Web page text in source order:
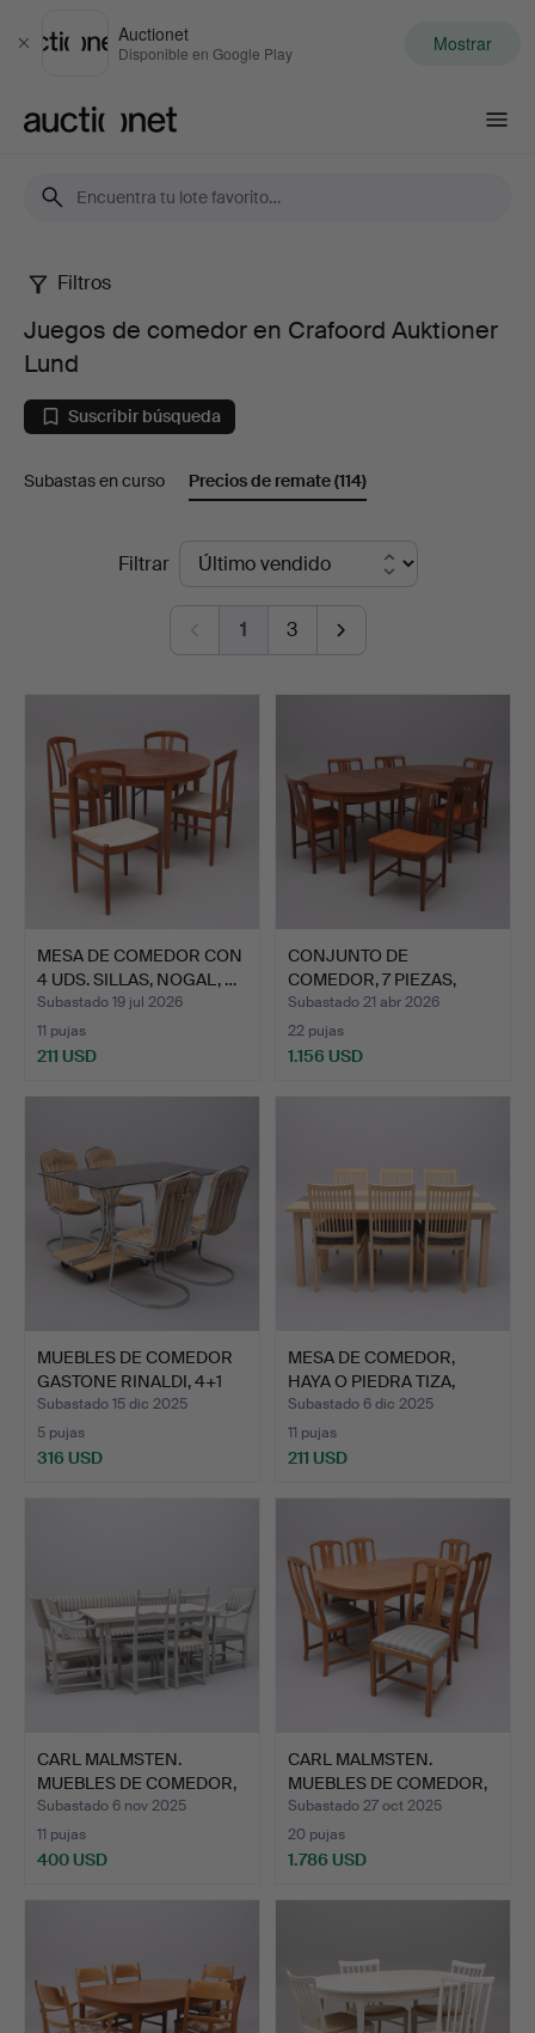
Cerrar
Auctionet
Disponible en Google Play Mostrar
Juegos
de
comedor
en
Auktioner
Filtros
Juegos de comedor en Crafoord Auktioner
Lund
Suscribir búsqueda
Subastas en curso Precios de remate(114)
Filtrar
1 3
MESA DE COMEDOR CON
4 UDS. SILLAS, NOGAL, …
Subastado 19 jul 2026
11 pujas
211 USD
CONJUNTO DE
COMEDOR, 7 PIEZAS,
NOGAL, AB L…
Subastado 21 abr 2026
22 pujas
1.156 USD
MUEBLES DE COMEDOR
GASTONE RINALDI, 4+1
PA…
Subastado 15 dic 2025
5 pujas
316 USD
MESA DE COMEDOR,
HAYA O PIEDRA TIZA,
TREMA…
Subastado 6 dic 2025
11 pujas
211 USD
CARL MALMSTEN.
MUEBLES DE COMEDOR,
SEIS PI…
Subastado 6 nov 2025
11 pujas
400 USD
CARL MALMSTEN.
MUEBLES DE COMEDOR,
7 PIEZA…
Subastado 27 oct 2025
20 pujas
1.786 USD